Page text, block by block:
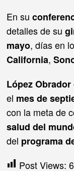
En su
detalles de su
mayo, días en
California,
López Obrador
el mes de
con la meta de
salud del
del programa
Post Views: